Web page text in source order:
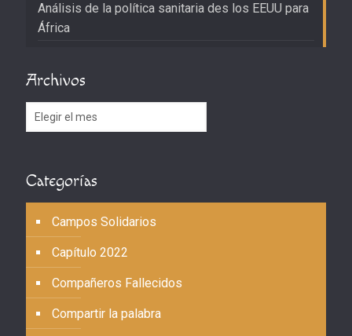
Análisis de la política sanitaria des los EEUU para
África
Archivos
Archivos
Categorías
Campos Solidarios
Capítulo 2022
Compañeros Fallecidos
Compartir la palabra